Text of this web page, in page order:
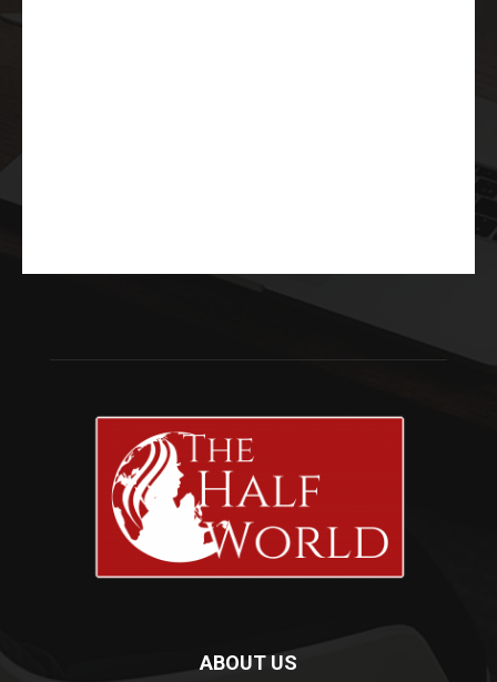
ABOUT US